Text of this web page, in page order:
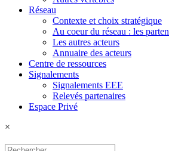
Réseau
Contexte et choix stratégique
Au coeur du réseau : les
Les autres acteurs
Annuaire des acteurs
Centre de ressources
Signalements
Signalements EEE
Relevés partenaires
Espace Privé
×